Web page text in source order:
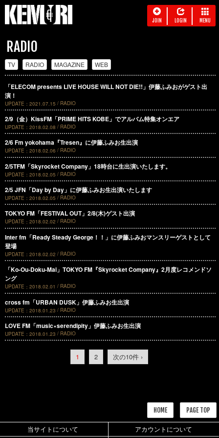
JOIN LOGIN MENU
RADIO
TV RADIO MAGAZINE WEB
「ELECOM presents LIVE HOUSE WILL NOT DIE!!」伊藤ふみおがゲスト出
演！
UPDATE 2021.07.15 RADIO
2/9（金）KissFM「PRIME HITS KOBE」でアルバム特集オンエア
UPDATE 2018.02.08 RADIO
2/6 Fm yokohama『Tresen』に伊藤ふみお生出演
UPDATE 2018.02.06 RADIO
2/5TFM「Skyrocket Company」18時台に生出演いたします。
UPDATE 2018.02.05 RADIO
2/5 JFN「Day by Day」に伊藤ふみお生出演いたします
UPDATE 2018.02.05 RADIO
TOKYO FM「FESTIVAL OUT」2/8(木)ゲスト出演
UPDATE 2018.02.02 RADIO
Inter fm「Ready Steady George！！」に伊藤ふみおマンスリーゲストとして
登場
UPDATE 2018.02.02 RADIO
「Ko-Ou-Doku-Mai」TOKYO FM『Skyrocket Company』2月度レコメンドソ
ング
UPDATE 2018.02.01 RADIO
cross fm「URBAN DUSK」伊藤ふみお生出演
UPDATE 2018.01.23 RADIO
LOVE FM「music×serendipity」伊藤ふみお生出演
UPDATE 2018.01.23 RADIO
1 2 次の10件 ›
HOME PAGE TOP
当サイトについて アカウントについて